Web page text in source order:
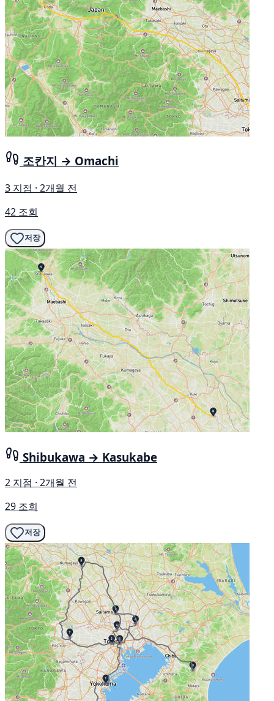
조칸지 → Omachi
3 지점 · 2개월 전
42 조회
저장
Shibukawa → Kasukabe
2 지점 · 2개월 전
29 조회
저장